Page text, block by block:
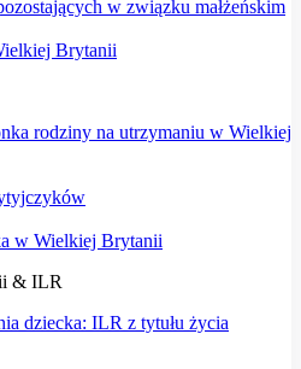
w związku małżeńskim
Brytanii
rodziny na utrzymaniu w Wielkiej
w Wielkiej Brytanii
& ILR
dziecka: ILR z tytułu życia